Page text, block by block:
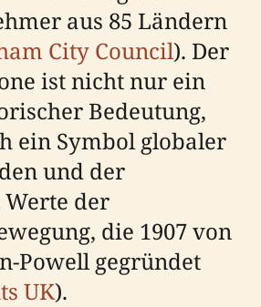
aus 85 Ländern
City Council). Der
ist nicht nur ein
Bedeutung,
ein Symbol globaler
und der
der
die 1907 von
Powell gegründet
UK).